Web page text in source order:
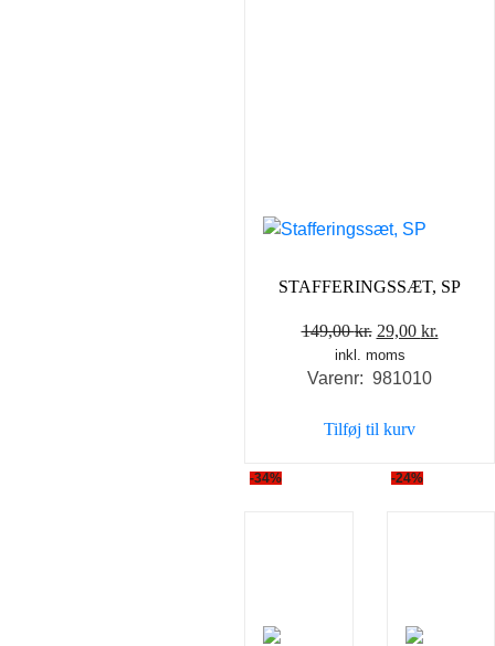
STAFFERINGSSÆT, SP
149,00kr. Den
oprindelige
pris
149,00 kr..
29,00 kr.Den
inkl. moms
Varenr: 981010
Tilføj til kurv
-34% -24%